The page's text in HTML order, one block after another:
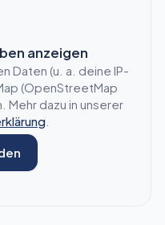
anzeigen
Daten (u. a. deine IP-
(OpenStreetMap
Mehr dazu in unserer